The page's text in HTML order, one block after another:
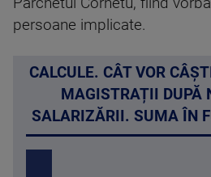
Parchetul Cornetu, fiind
persoane implicate.
CALCULE. CÂT VOR
MAGISTRAȚII DUPĂ
SALARIZĂRII. SUMA ÎN